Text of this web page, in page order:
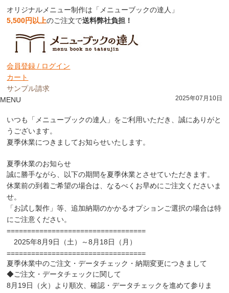
オリジナルメニュー制作は「メニューブックの達人」
5,500円以上のご注文で送料弊社負担！
会員登録 / ログイン
カート
サンプル請求
MENU
お知らせ
【重要】夏季休業中のご注文につきまして
2025年07月10日
いつも「メニューブックの達人」をご利用いただき、誠にありがと
うございます。
夏季休業につきましてお知らせいたします。
夏季休業のお知らせ
誠に勝手ながら、以下の期間を夏季休業とさせていただきます。
休業前の到着ご希望の場合は、なるべくお早めにご注文くださいま
せ。
「お試し製作」等、追加納期のかかるオプションご選択の場合は特
にご注意ください。
==================================
2025年8月9日（土）～8月18日（月）
==================================
夏季休業中のご注文・データチェック・納期変更につきまして
◆ご注文・データチェックに関して
8月19日（火）より順次、確認・データチェックを進めて参りま